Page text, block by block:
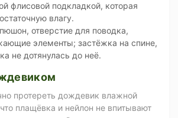
флисовой подкладкой, которая
влагу.
отверстие для поводка,
элементы; застёжка на спине,
не дотянулась до неё.
протереть дождевик влажной
плащёвка и нейлон не впитывают